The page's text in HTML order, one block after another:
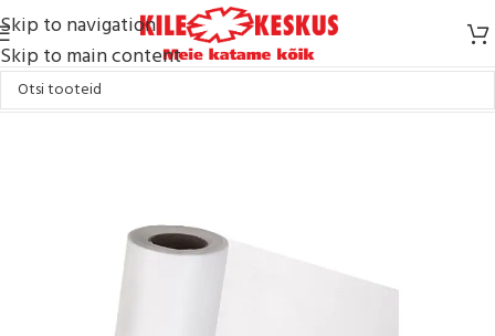
Skip to navigation
Skip to main content